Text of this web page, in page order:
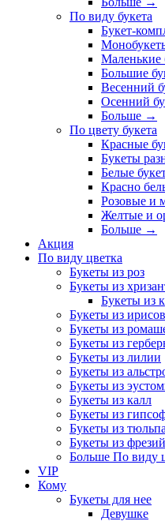
По виду букета
Букет-
Маленькие
Большие
Весенний
Осенний
Больше →
По цвету букета
Красные
Букеты
Белые
Красно
Розовые и
Желтые и
Больше →
Акция
По виду цветка
Букеты из роз
Букеты из
Букеты из
Букеты из ирисов
Букеты из
Букеты из
Букеты из лилии
Букеты из
Букеты из
Букеты из калл
Букеты из
Букеты из
Букеты из фрезий
Больше По виду
VIP
Кому
Букеты для нее
Девушке